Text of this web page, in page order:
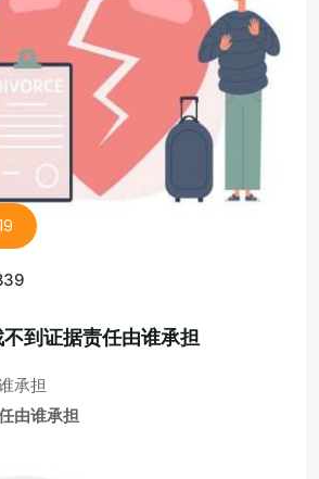
到证据责任由谁承担
承担
由谁承担